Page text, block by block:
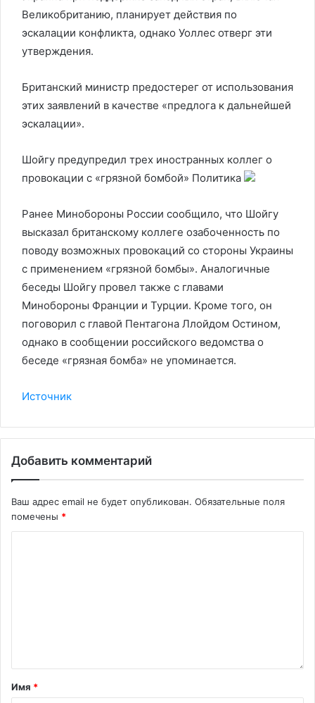
Великобританию, планирует действия по
эскалации конфликта, однако Уоллес отверг эти
утверждения.
Британский министр предостерег от использования
этих заявлений в качестве «предлога к дальнейшей
эскалации».
Шойгу предупредил трех иностранных коллег о
провокации с «грязной бомбой» Политика
Ранее Минобороны России сообщило, что Шойгу
высказал британскому коллеге озабоченность по
поводу возможных провокаций со стороны Украины
с применением «грязной бомбы». Аналогичные
беседы Шойгу провел также с главами
Минобороны Франции и Турции. Кроме того, он
поговорил с главой Пентагона Ллойдом Остином,
однако в сообщении российского ведомства о
беседе «грязная бомба» не упоминается.
Источник
Добавить комментарий
Ваш адрес email не будет опубликован. Обязательные поля
помечены *
Имя *